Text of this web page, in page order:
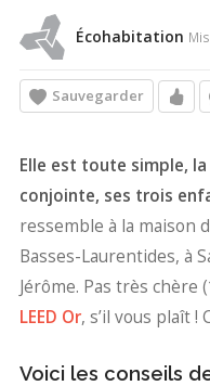
Écohabitation
Sauvegarder
Elle est toute simple,
conjointe, ses trois
ressemble à la maison
Basses-Laurentides, à
Jérôme. Pas très chère
LEED Or, s’il vous plaît
Voici les conseils